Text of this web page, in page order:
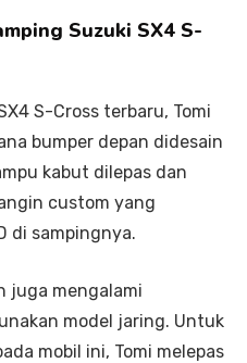
Suzuki SX4 S-
S-Cross terbaru, Tomi
bumper depan didesain
kabut dilepas dan
custom yang
di sampingnya.
juga mengalami
model jaring. Untuk
mobil ini, Tomi melepas